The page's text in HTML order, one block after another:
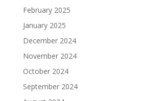
February 2025
January 2025
December 2024
November 2024
October 2024
September 2024